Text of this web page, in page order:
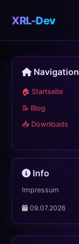
XRL-Dev
Navigation
🏠 Startseite
📝 Blog
📥 Downloads
Info
Impressum
09.07.2026